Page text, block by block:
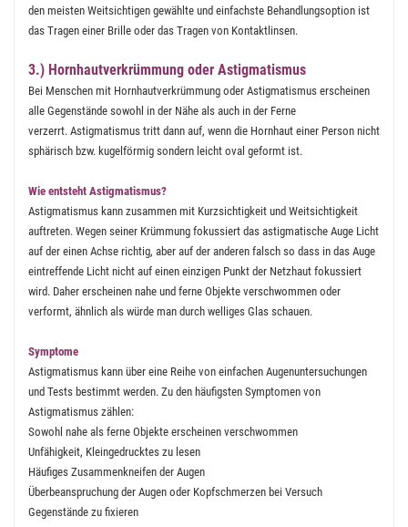
den meisten Weitsichtigen gewählte und einfachste Behandlungsoption ist
das Tragen einer Brille oder das Tragen von Kontaktlinsen.
3.) Hornhautverkrümmung oder Astigmatismus
Bei Menschen mit Hornhautverkrümmung oder Astigmatismus erscheinen
alle Gegenstände sowohl in der Nähe als auch in der Ferne
verzerrt. Astigmatismus tritt dann auf, wenn die Hornhaut einer Person nicht
sphärisch bzw. kugelförmig sondern leicht oval geformt ist.
Wie entsteht Astigmatismus?
Astigmatismus kann zusammen mit Kurzsichtigkeit und Weitsichtigkeit
auftreten. Wegen seiner Krümmung fokussiert das astigmatische Auge Licht
auf der einen Achse richtig, aber auf der anderen falsch so dass in das Auge
eintreffende Licht nicht auf einen einzigen Punkt der Netzhaut fokussiert
wird. Daher erscheinen nahe und ferne Objekte verschwommen oder
verformt, ähnlich als würde man durch welliges Glas schauen.
Symptome
Astigmatismus kann über eine Reihe von einfachen Augenuntersuchungen
und Tests bestimmt werden. Zu den häufigsten Symptomen von
Astigmatismus zählen:
Sowohl nahe als ferne Objekte erscheinen verschwommen
Unfähigkeit, Kleingedrucktes zu lesen
Häufiges Zusammenkneifen der Augen
Überbeanspruchung der Augen oder Kopfschmerzen bei Versuch
Gegenstände zu fixieren